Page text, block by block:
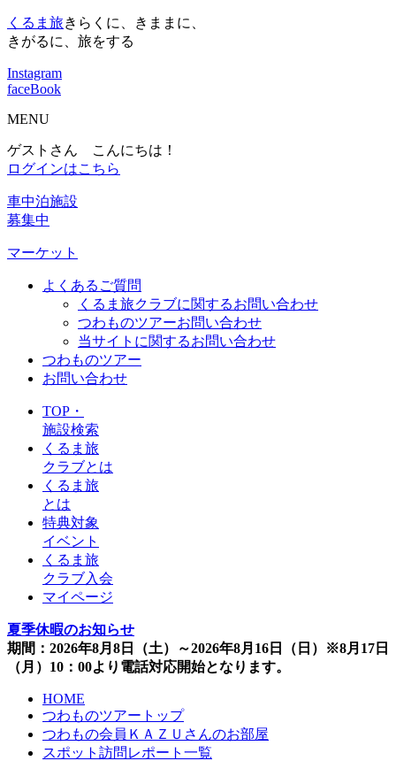
くるま旅きらくに、きままに、
きがるに、旅をする
Instagram
faceBook
MENU
ゲストさん こんにちは！
ログインはこちら
車中泊施設
募集中
マーケット
よくあるご質問
くるま旅クラブに関するお問い合わせ
つわものツアーお問い合わせ
当サイトに関するお問い合わせ
つわものツアー
お問い合わせ
TOP・
施設検索
くるま旅
クラブとは
くるま旅
とは
特典対象
イベント
くるま旅
クラブ入会
マイページ
夏季休暇のお知らせ
期間：2026年8月8日（土）～2026年8月16日（日）※8月17日
（月）10：00より電話対応開始となります。
HOME
つわものツアートップ
つわもの会員ＫＡＺＵさんのお部屋
スポット訪問レポート一覧